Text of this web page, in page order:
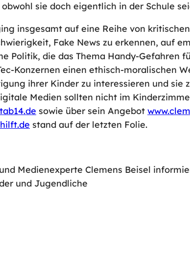
sie doch eigentlich in der Schule
insgesamt auf eine Reihe von
Fake News zu erkennen, auf
Politik, die das Thema Handy-Gefahren
Konzernen einen ethisch-moralischen
ihrer Kinder zu interessieren und sie
Medien sollten nicht im
sowie über sein Angebot
stand auf der letzten Folie.
Medienexperte Clemens Beisel
und Jugendliche